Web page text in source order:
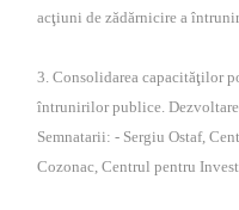
acţiuni de zădărnicire a
3. Consolidarea capacităţilor
întrunirilor publice.
Semnatarii: - Sergiu Ostaf,
Cozonac, Centrul pentru